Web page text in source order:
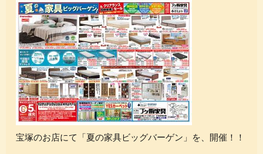
宝塚のお店にて「夏の家具ビッグバーゲン」を、開催！！